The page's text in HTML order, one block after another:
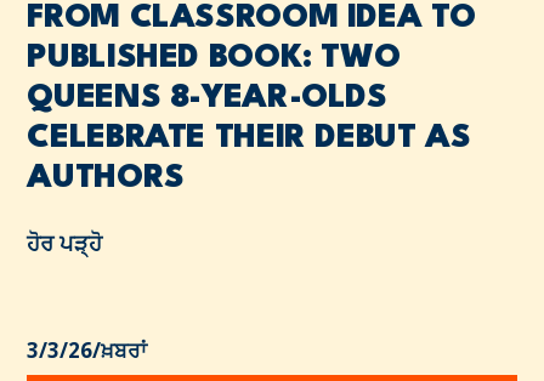
FROM CLASSROOM IDEA TO
PUBLISHED BOOK: TWO
QUEENS 8-YEAR-OLDS
CELEBRATE THEIR DEBUT AS
AUTHORS
ਹੋਰ ਪੜ੍ਹੋ
3/3/26/ਖ਼ਬਰਾਂ